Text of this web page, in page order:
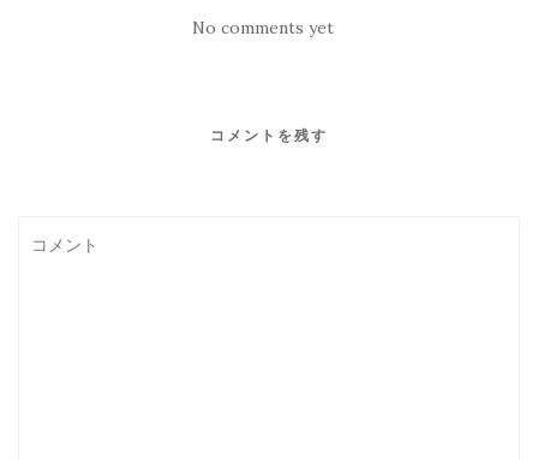
No comments yet
コメントを残す